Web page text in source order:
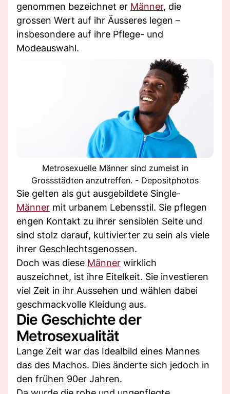
genommen bezeichnet er Männer, die
grossen Wert auf ihr Äusseres legen –
insbesondere auf ihre Pflege- und
Modeauswahl.
Metrosexuelle Männer sind zumeist in
Grossstädten anzutreffen. - Depositphotos
Sie gelten als gut ausgebildete Single-
Männer mit urbanem Lebensstil. Sie pflegen
engen Kontakt zu ihrer sensiblen Seite und
sind stolz darauf, kultivierter zu sein als viele
ihrer Geschlechtsgenossen.
Doch was diese Männer wirklich
auszeichnet, ist ihre Eitelkeit. Sie investieren
viel Zeit in ihr Aussehen und wählen dabei
geschmackvolle Kleidung aus.
Die Geschichte der
Metrosexualität
Lange Zeit war das Idealbild eines Mannes
das des Machos. Dies änderte sich jedoch in
den frühen 90er Jahren.